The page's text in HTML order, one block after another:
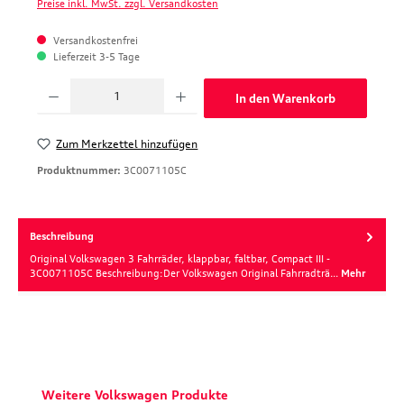
Preise inkl. MwSt. zzgl. Versandkosten
Versandkostenfrei
Lieferzeit 3-5 Tage
In den Warenkorb
Zum Merkzettel hinzufügen
Produktnummer: 3C0071105C
Beschreibung
Original Volkswagen 3 Fahrräder, klappbar, faltbar, Compact III -
3C0071105C Beschreibung:Der Volkswagen Original Fahrradträ… Mehr
Produktgalerie überspringen
Weitere Volkswagen Produkte